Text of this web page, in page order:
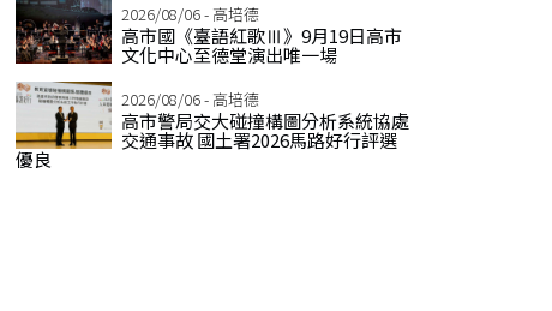
2026/08/06 - 高培德
高市國《臺語紅歌Ⅲ》9月19日高市
文化中心至德堂演出唯一場
2026/08/06 - 高培德
高市警局交大碰撞構圖分析系統協處
交通事故 國土署2026馬路好行評選
優良